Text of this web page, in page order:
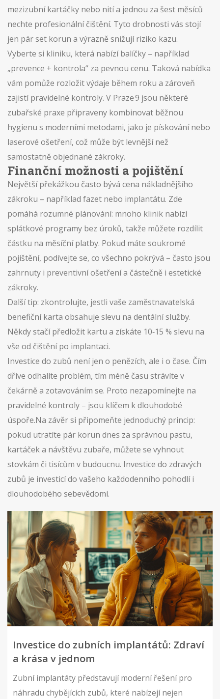
mezizubní kartáčky nebo nití a jednou za šest měsíců
nechte profesionální čištění. Tyto drobnosti vás stojí
jen pár set korun a výrazně snižují riziko kazu.
Vyberte si kliniku, která nabízí balíčky – například
„prevence + kontrola“ za pevnou cenu. Taková nabídka
vám pomůže rozložit výdaje během roku a zároveň
zajistí pravidelné kontroly. V Praze 9 jsou některé
zubařské praxe připraveny kombinovat běžnou
hygienu s moderními metodami, jako je pískování nebo
laserové ošetření, což může být levnější než
samostatně objednané zákroky.
Finanční možnosti a pojištění
Největší překážkou často bývá cena nákladnějšího
zákroku – například fazet nebo implantátu. Zde
pomáhá rozumné plánování: mnoho klinik nabízí
splátkové programy bez úroků, takže můžete rozdílit
částku na měsíční platby. Pokud máte soukromé
pojištění, podívejte se, co všechno pokrývá – často jsou
zahrnuty i preventivní ošetření a částečně i estetické
zákroky.
Další tip: zkontrolujte, jestli vaše zaměstnavatelská
benefiční karta obsahuje slevu na dentální služby.
Někdy stačí předložit kartu a získáte 10‑15 % slevu na
vše od čištění po implantaci.
Investice do zubů není jen o penězích, ale i o čase. Čím
dříve odhalíte problém, tím méně času strávíte v
čekárně a zotavováním se. Proto nezapomínejte na
pravidelné kontroly – jsou klíčem k dlouhodobé
úspoře.Na závěr si připomeňte jednoduchý princip:
pokud utratíte pár korun dnes za správnou pastu,
kartáček a návštěvu zubaře, můžete se vyhnout
stovkám či tisícům v budoucnu. Investice do zdravých
zubů je investicí do vašeho každodenního pohodlí i
dlouhodobého sebevědomí.
Investice do zubních implantátů: Zdraví
a krása v jednom
Zubní implantáty představují moderní řešení pro
náhradu chybějících zubů, které nabízejí nejen